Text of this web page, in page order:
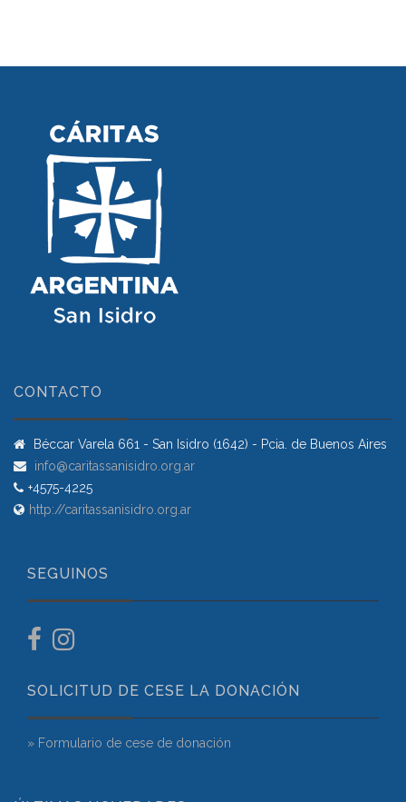
CONTACTO
Béccar Varela 661 - San Isidro (1642) - Pcia. de Buenos Aires
info@caritassanisidro.org.ar
+4575-4225
http://caritassanisidro.org.ar
SEGUINOS
SOLICITUD DE CESE LA DONACIÓN
» Formulario de cese de donación